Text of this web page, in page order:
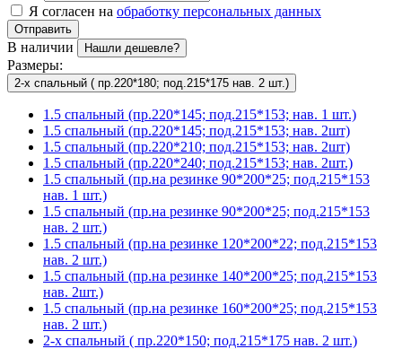
Я согласен на обработку персональных данных
Отправить
В наличии Нашли дешевле?
Размеры:
2-х спальный ( пр.220*180; под.215*175 нав. 2 шт.)
1.5 спальный (пр.220*145; под.215*153; нав. 1 шт.)
1.5 спальный (пр.220*145; под.215*153; нав. 2шт)
1.5 спальный (пр.220*210; под.215*153; нав. 2шт)
1.5 спальный (пр.220*240; под.215*153; нав. 2шт.)
1.5 спальный (пр.на резинке 90*200*25; под.215*153
нав. 1 шт.)
1.5 спальный (пр.на резинке 90*200*25; под.215*153
нав. 2 шт.)
1.5 спальный (пр.на резинке 120*200*22; под.215*153
нав. 2 шт.)
1.5 спальный (пр.на резинке 140*200*25; под.215*153
нав. 2шт.)
1.5 спальный (пр.на резинке 160*200*25; под.215*153
нав. 2 шт.)
2-х спальный ( пр.220*150; под.215*175 нав. 2 шт.)